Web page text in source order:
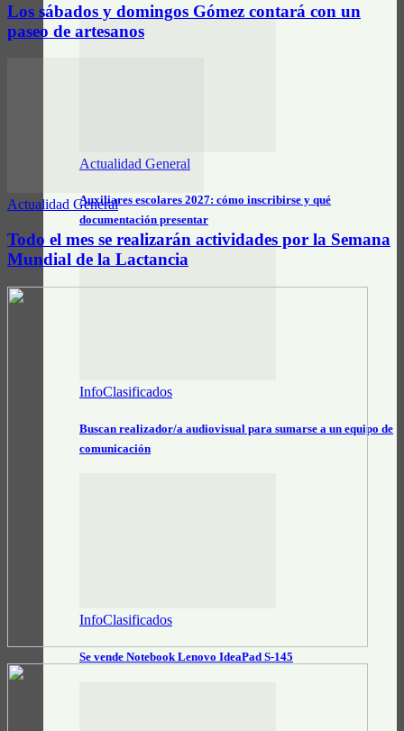
Actualidad General
Auxiliares escolares 2027: cómo inscribirse y qué
documentación presentar
InfoClasificados
Buscan realizador/a audiovisual para sumarse a un equipo de
comunicación
InfoClasificados
Se vende Notebook Lenovo IdeaPad S-145
Los sábados y domingos Gómez contará con un
paseo de artesanos
Actualidad General
Todo el mes se realizarán actividades por la Semana
Mundial de la Lactancia